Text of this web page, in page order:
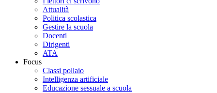
Attualità
Politica scolastica
Gestire la scuola
Docenti
Dirigenti
ATA
Focus
Classi pollaio
Intelligenza artificiale
Educazione sessuale a scuola